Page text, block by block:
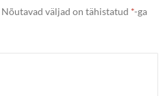
Nõutavad väljad on tähistatud *-ga